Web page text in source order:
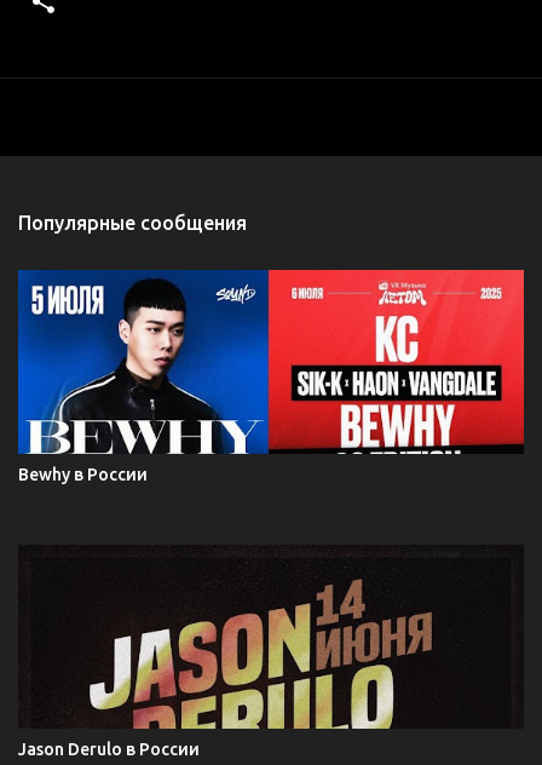
Популярные сообщения
Bewhy в России
Jason Derulo в России